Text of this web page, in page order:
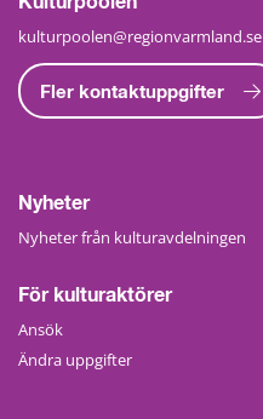
kulturpoolen@regionvarmland.se
Fler kontaktuppgifter
Nyheter
Nyheter från kulturavdelningen
För kulturaktörer
Ansök
Ändra uppgifter